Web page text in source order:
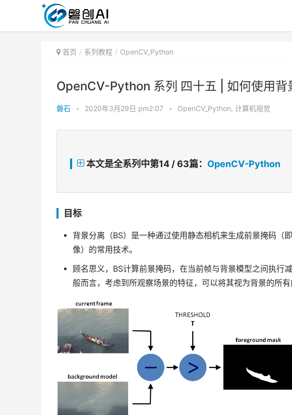
首页 系列教程 OpenCV_Python
OpenCV-Python 系列 四十五 | 如何使用背
磐石 • 2020年3月29日 pm2:07 • OpenCV_Python, 计算机视觉
本文是全系列中第14 / 63篇： OpenCV-Python
目标
背景分离（BS）是一种通过使用静态相机来生成前景掩码（
像）的常用技术。
顾名思义，BS计算前景掩码，在当前帧与背景模型之间执行
般而言，考虑到所观察场景的特征，可以将其视为背景的所有